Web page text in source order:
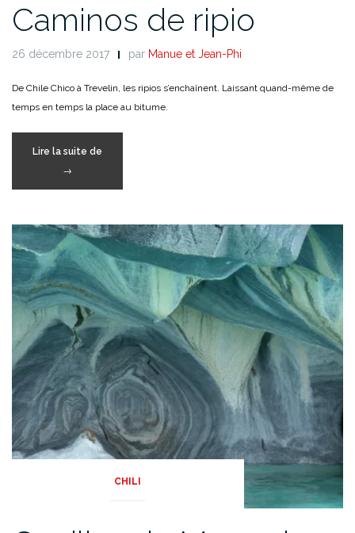
Caminos de ripio
26 décembre 2017 par Manue et Jean-Phi
De Chile Chico à Trevelin, les ripios s’enchaînent. Laissant quand-même de
temps en temps la place au bitume.
Lire la suite de
ripio »
→
CHILI